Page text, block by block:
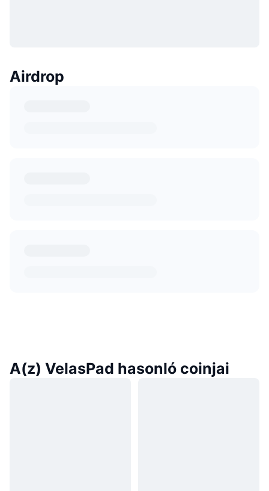
Airdrop
A(z) VelasPad hasonló coinjai